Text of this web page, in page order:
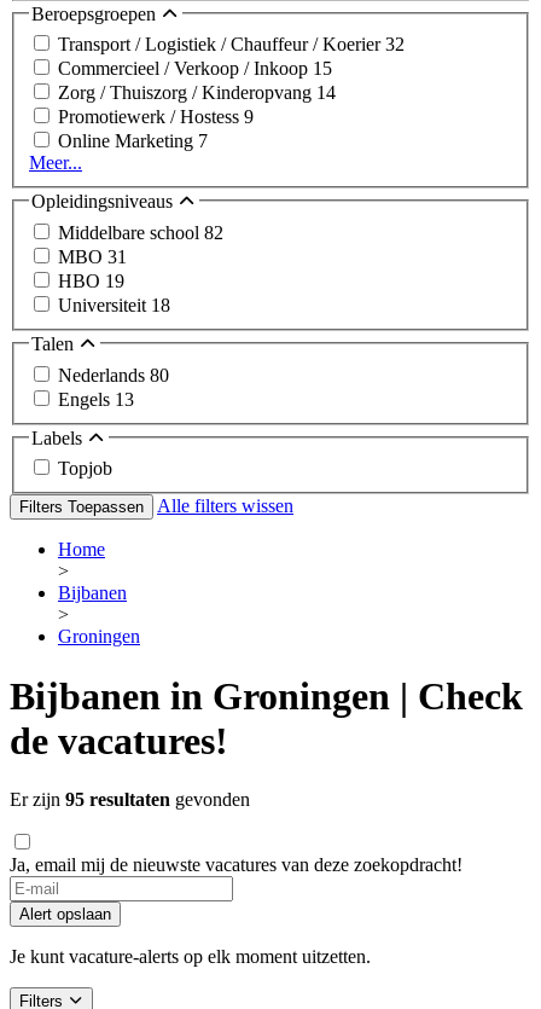
Beroepsgroepen
Transport / Logistiek / Chauffeur / Koerier32
Commercieel / Verkoop / Inkoop 15
Zorg / Thuiszorg / Kinderopvang 14
Promotiewerk / Hostess 9
Online Marketing 7
Meer...
Opleidingsniveaus
Middelbare school 82
MBO 31
HBO 19
Universiteit 18
Talen
Nederlands 80
Engels 13
Labels
Topjob
Filters Toepassen Alle filters wissen
Home
>
Bijbanen
>
Groningen
Bijbanen in Groningen | Check
de vacatures!
Er zijn 95 resultaten gevonden
Ja, email mij de nieuwste vacatures van deze zoekopdracht!
Alert opslaan
Je kunt vacature-alerts op elk moment uitzetten.
Filters